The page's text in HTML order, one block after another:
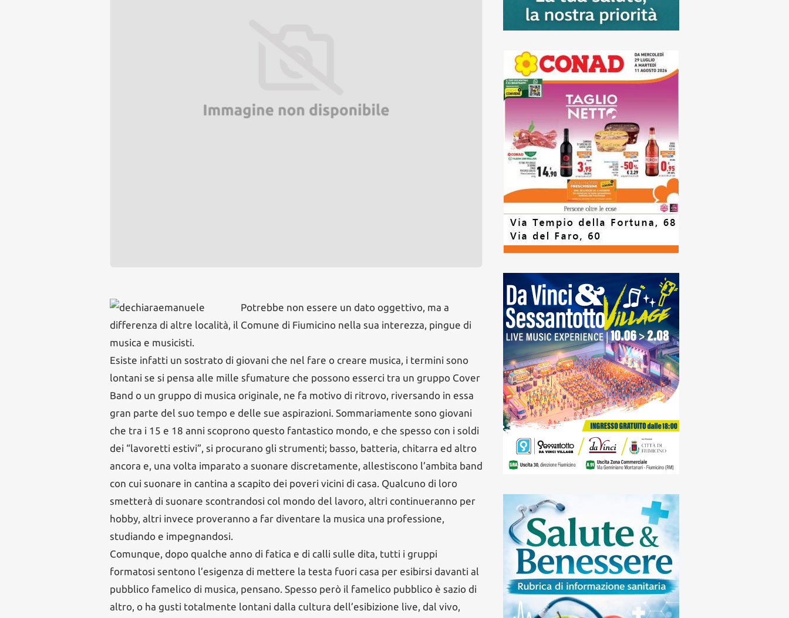
Potrebbe non essere un dato oggettivo, ma a
differenza di altre località, il Comune di Fiumicino nella sua interezza, pingue di
musica e musicisti.
Esiste infatti un sostrato di giovani che nel fare o creare musica, i termini sono
lontani se si pensa alle mille sfumature che possono esserci tra un gruppo Cover
Band o un gruppo di musica originale, ne fa motivo di ritrovo, riversando in essa
gran parte del suo tempo e delle sue aspirazioni. Sommariamente sono giovani
che tra i 15 e 18 anni scoprono questo fantastico mondo, e che spesso con i soldi
dei “lavoretti estivi”, si procurano gli strumenti; basso, batteria, chitarra ed altro
ancora e, una volta imparato a suonare discretamente, allestiscono l’ambita band
con cui suonare in cantina a scapito dei poveri vicini di casa. Qualcuno di loro
smetterà di suonare scontrandosi col mondo del lavoro, altri continueranno per
hobby, altri invece proveranno a far diventare la musica una professione,
studiando e impegnandosi.
Comunque, dopo qualche anno di fatica e di calli sulle dita, tutti i gruppi
formatosi sentono l’esigenza di mettere la testa fuori casa per esibirsi davanti al
pubblico famelico di musica, pensano. Spesso però il famelico pubblico è sazio di
altro, o ha gusti totalmente lontani dalla cultura dell’esibizione live, dal vivo,